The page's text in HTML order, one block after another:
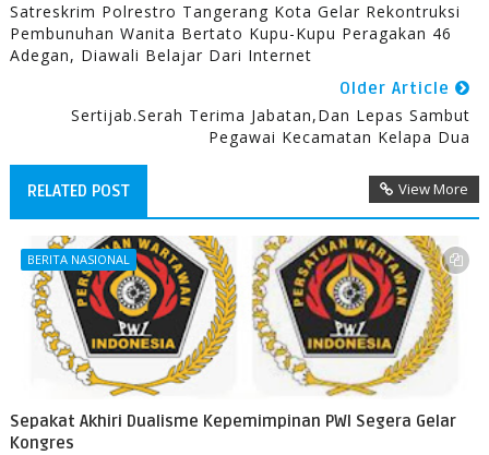
Satreskrim Polrestro Tangerang Kota Gelar Rekontruksi
Pembunuhan Wanita Bertato Kupu-Kupu Peragakan 46
Adegan, Diawali Belajar Dari Internet
Older Article
Sertijab.Serah Terima Jabatan,Dan Lepas Sambut
Pegawai Kecamatan Kelapa Dua
RELATED POST View More
BERITA NASIONAL
Sepakat Akhiri Dualisme Kepemimpinan PWI Segera Gelar
Kongres